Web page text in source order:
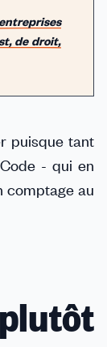
de droit,
puisque tant
- qui en
comptage au